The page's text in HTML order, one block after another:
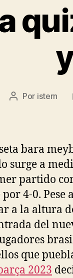
Autor
Por istern
surge a
partido
4-0.
a la altura
del
que
2023